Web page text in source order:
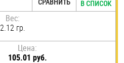
Вес:
2.12 гр.
Цена:
105.01 руб.
В СПИСОК